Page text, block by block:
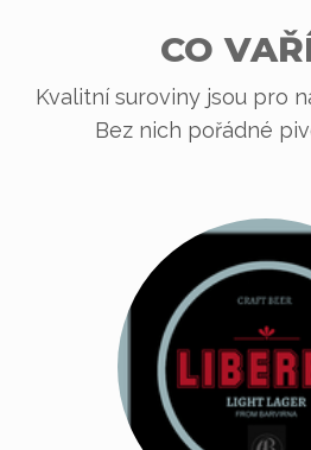
CO
Kvalitní suroviny jsou pro
Bez nich pořádné